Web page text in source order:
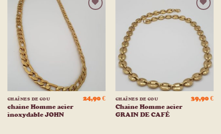
CHAÎNES DE COU
chaine Homme acier
inoxydable JOHN
24,90€
à la
liste
d’envies
CHAÎNES DE COU
Chaine Homme acier
GRAIN DE CAFÉ
39,90€